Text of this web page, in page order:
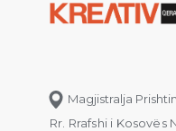
Magjistralja
Rr. Rrafshi i Kosovës